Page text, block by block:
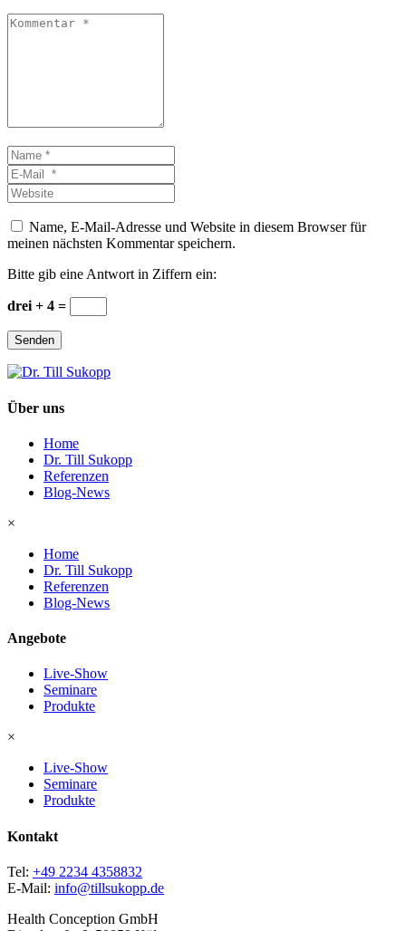
Kommentar
Name
*E-
Mail
*
Website
Name, E-Mail-Adresse und Website in diesem Browser für
meinen nächsten Kommentar speichern.
Bitte gib eine Antwort in Ziffern ein:
drei + 4 =
Senden
Über uns
Home
Dr. Till Sukopp
Referenzen
Blog-News
×
Home
Dr. Till Sukopp
Referenzen
Blog-News
Angebote
Live-Show
Seminare
Produkte
×
Live-Show
Seminare
Produkte
Kontakt
Tel: +49 2234 4358832
E-Mail: info@tillsukopp.de
Health Conception GmbH